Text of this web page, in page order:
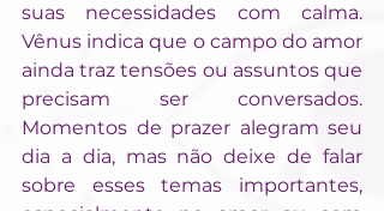
suas necessidades com calma.
Vênus indica que o campo do amor
ainda traz tensões ou assuntos que
precisam ser conversados.
Momentos de prazer alegram seu
dia a dia, mas não deixe de falar
sobre esses temas importantes,